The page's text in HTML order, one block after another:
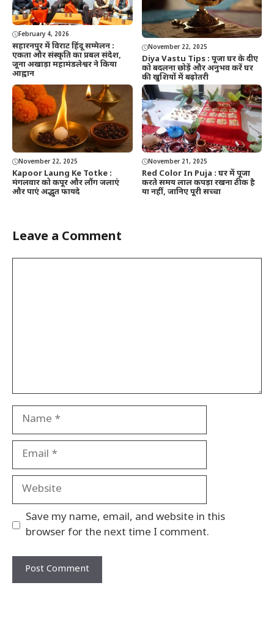
February 4, 2026
सहारनपुर में विराट हिंदू सम्मेलन :
एकता और संस्कृति का प्रबल संदेश,
जूना अखाड़ा महामंडलेश्वर ने किया
आह्वान
November 22, 2025
Diya Vastu Tips : पूजा घर के दीए
को बदलना छोड़ें और अनुभव करें घर
की खुशियों में बढ़ोतरी
November 22, 2025
Kapoor Laung Ke Totke :
मंगलवार को कपूर और लौंग जलाएं
और पाएं अद्भुत फायदे
November 21, 2025
Red Color In Puja : घर में पूजा
करते समय लाल कपड़ा रखना ठीक है
या नहीं, जानिए पूरी सच्चा
Leave a Comment
Name
Email
Website
Save my name, email, and website in this
browser for the next time I comment.